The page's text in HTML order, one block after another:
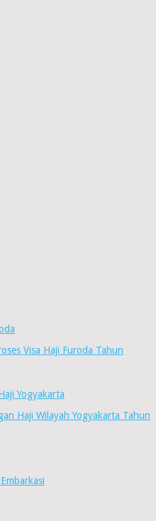
Visa Haji Furoda Tahun
Haji Wilayah Yogyakarta Tahun